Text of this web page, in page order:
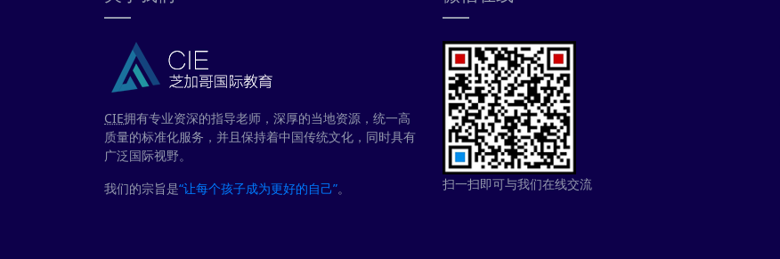
CIE拥有专业资深的指导老师，深厚的当地资源，统一高
质量的标准化服务，并且保持着中国传统文化，同时具有
广泛国际视野。
我们的宗旨是“让每个孩子成为更好的自己”。 扫一扫即可与我们在线交流